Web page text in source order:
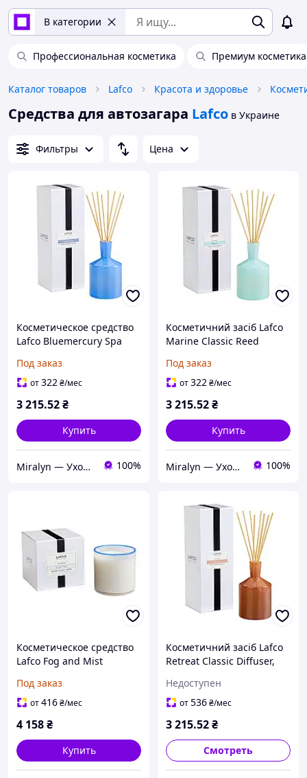
В категории
Профессиональная косметика Премиум косметика
Каталог товаров Lafco Красота и здоровье
Средства для автозагара Lafco в Украине
Фильтры Цена
Косметическое средство
Lafco Bluemercury Spa
мл
Под заказ
от322₴/мес
3 215.52₴
Купить
Miralyn — Уход, которому доверяешь 100%
Косметичний засіб Lafco
Marine Classic Reed
Под заказ
от322₴/мес
3 215.52₴
Купить
Miralyn — Уход, которому доверяешь 100%
Косметическое средство
Lafco Fog and Mist
Под заказ
от416₴/мес
4 158₴
Купить
Косметичний засіб Lafco
Retreat Classic Diffuser,
Недоступен
от536₴/мес
3 215.52₴
Смотреть